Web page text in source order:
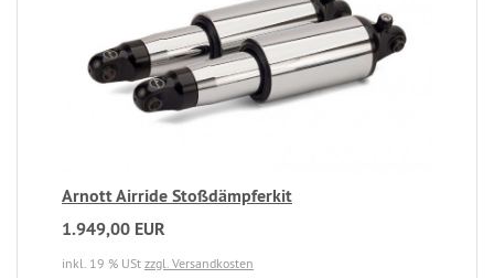
Arnott Airride Stoßdämpferkit
1.949,00 EUR
inkl. 19 % USt zzgl. Versandkosten